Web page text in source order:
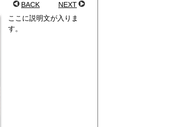
BACK
NEXT
ここに説明文が入りま
す。